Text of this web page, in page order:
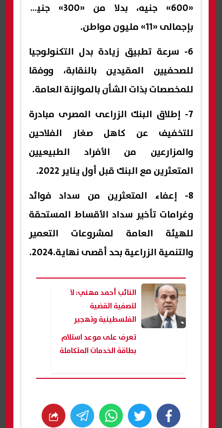
«600» جنيه، بدلا من «300» جنيه،
بإجمالى «11» مليون مواطن.
6- سرعة تطبيق زيادة بدل التكنولوجيا
للصحفيين المقيدين بالنقابة، ووفقا
للمخصصات بذات الشأن بالموازنة العامة.
7- إطلاق البنك الزراعى المصرى مبادرة
للتخفيف عن كاهل صغار الفلاحين
والمزارعين من الأفراد الطبيعيين
المتعثرين مع البنك قبل أول يناير 2022.
8- إعفاء المتعثرين من سداد فوائد
وغرامات تأخير سداد الأقساط المستحقة
للهيئة العامة لمشروعات التعمير
والتنمية الزراعية بحد أقصى نهاية.2024.
النائب أحمد مهني: لا
لتصفية القضية
الفلسطينية وتهجير
الفلسطينيين
تعرف على موعد استلام
بطاقة الخدمات المتكاملة